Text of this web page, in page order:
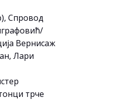
Спровод
Вернисаж
Лари
трче